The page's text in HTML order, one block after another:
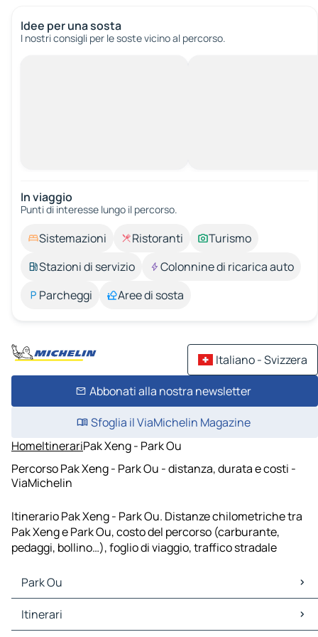
Idee per una sosta
I nostri consigli per le soste vicino al percorso.
In viaggio
Punti di interesse lungo il percorso.
Sistemazioni Ristoranti
Turismo
Stazioni di servizio
Colonnine di ricarica auto
Parcheggi
Aree di sosta
Italiano - Svizzera
Abbonati alla nostra newsletter
Sfoglia il ViaMichelin Magazine
HomeItinerariPak Xeng - Park Ou
Percorso Pak Xeng - Park Ou - distanza, durata e costi -
ViaMichelin
Itinerario Pak Xeng - Park Ou. Distanze chilometriche tra
Pak Xeng e Park Ou, costo del percorso (carburante,
pedaggi, bollino…), foglio di viaggio, traffico stradale
Park Ou
Park Ou Mappe Piantine
Park Ou Traffico
Itinerari